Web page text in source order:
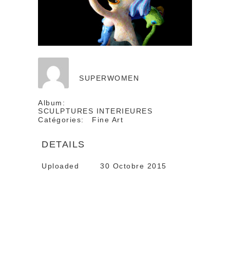
SUPERWOMEN
Album:
SCULPTURES INTERIEURES
Catégories:
Fine Art
DETAILS
Uploaded 30 Octobre 2015